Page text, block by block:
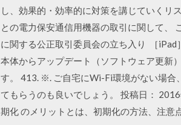
し、効果的・効率的に対策を講じていくリ
との電力保安通信用機器の取引に関して、
に関する公正取引委員会の立ち入り ［
本体からアップデート（ソフトウェア更新
す。 413. ※. ご自宅にWi-Fi環境がない場合
てもらうのも良いでしょう。 投稿日：
期化 のメリットとは、初期化の方法、注意